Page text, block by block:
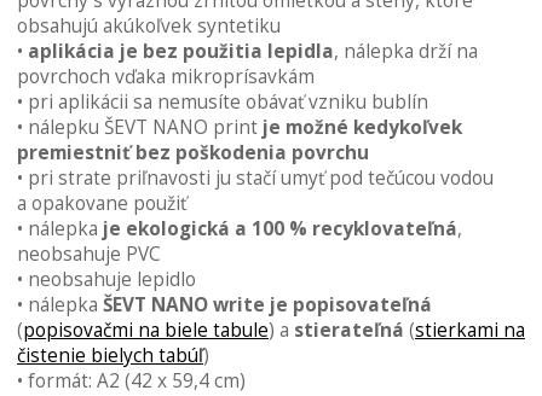
obsahujú akúkoľvek syntetiku
• aplikácia je bez použitia lepidla, nálepka drží na
povrchoch vďaka mikroprísavkám
• pri aplikácii sa nemusíte obávať vzniku bublín
• nálepku ŠEVT NANO print je možné kedykoľvek
premiestniť bez poškodenia povrchu
• pri strate priľnavosti ju stačí umyť pod tečúcou vodou
a opakovane použiť
• nálepka je ekologická a 100 % recyklovateľná,
neobsahuje PVC
• neobsahuje lepidlo
• nálepka ŠEVT NANO write je popisovateľná
(popisovačmi na biele tabule) a stierateľná (stierkami na
čistenie bielych tabúľ)
• formát: A2 (42 x 59,4 cm)